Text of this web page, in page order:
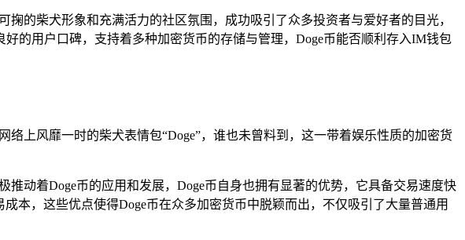
的柴犬形象和充满活力的社区氛围，成功吸引了众多投资者与爱好者的目光，
的用户口碑，支持着多种加密货币的存储与管理，Doge币能否顺利存入IM钱包
上风靡一时的柴犬表情包“Doge”，谁也未曾料到，这一带着娱乐性质的加密货
动着Doge币的应用和发展，Doge币自身也拥有显著的优势，它具备交易速度快
本，这些优点使得Doge币在众多加密货币中脱颖而出，不仅吸引了大量普通用